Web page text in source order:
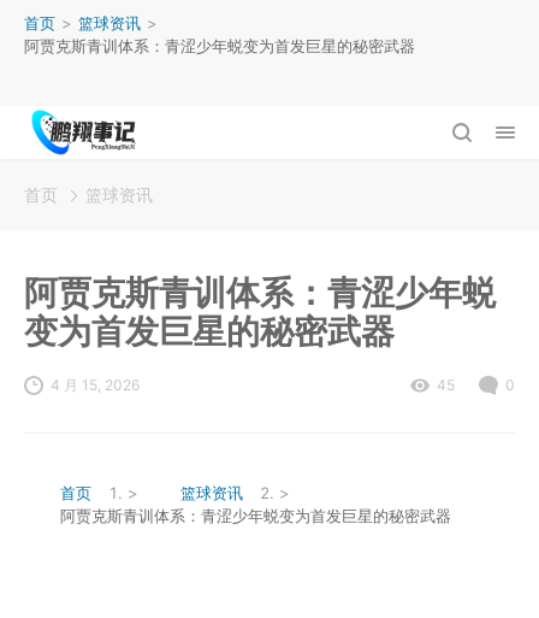
首页 > 篮球资讯 >
阿贾克斯青训体系：青涩少年蜕变为首发巨星的秘密武器
首页 篮球资讯
阿贾克斯青训体系：青涩少年蜕
变为首发巨星的秘密武器
4 月 15, 2026 45 0
首页 > 篮球资讯
>
阿贾克斯青训体系：青涩少年蜕变为首发巨星的秘密武器